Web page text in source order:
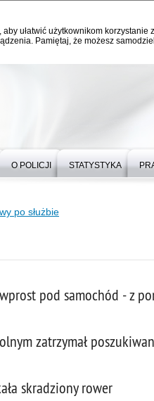
ułatwić użytkownikom
Pamiętaj, że możesz
O POLICJI STATYSTYKA
po służbie
pod samochód - z
zatrzymał
skradziony rower